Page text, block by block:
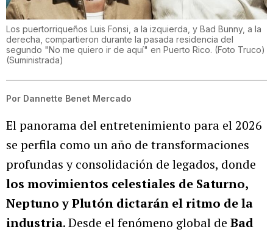
Los puertorriqueños Luis Fonsi, a la izquierda, y Bad Bunny, a la
derecha, compartieron durante la pasada residencia del
segundo "No me quiero ir de aquí" en Puerto Rico. (Foto Truco)
(Suministrada)
Por Dannette Benet Mercado
El panorama del entretenimiento para el 2026
se perfila como un año de transformaciones
profundas y consolidación de legados, donde
los movimientos celestiales de Saturno,
Neptuno y Plutón dictarán el ritmo de la
industria. Desde el fenómeno global de Bad